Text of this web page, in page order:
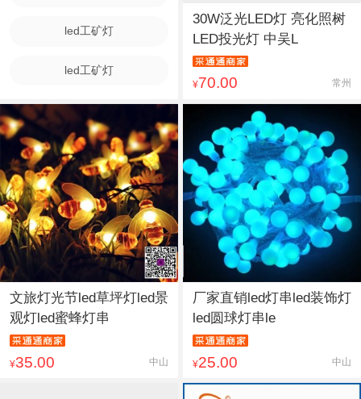
led工矿灯
led工矿灯
30W泛光LED灯 亮化照树
LED投光灯 中吴L
¥70.00 常州
文旅灯光节led草坪灯led景
观灯led蜜蜂灯串
¥35.00 中山
厂家直销led灯串led装饰灯
led圆球灯串le
¥25.00 中山